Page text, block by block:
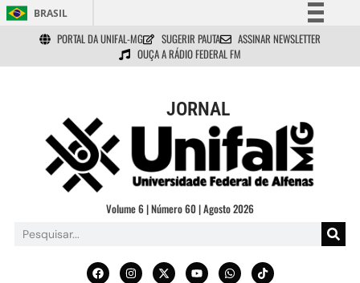
BRASIL
Simplifique!
Comunica BR
Acesso à informação
Legislação
Canais
PORTAL DA UNIFAL-MG SUGERIR PAUTA
ASSINAR NEWSLETTER
OUÇA A RÁDIO FEDERAL FM
JORNAL
Volume 6 | Número 60 | Agosto 2026